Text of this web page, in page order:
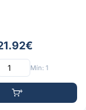
Mín: 1